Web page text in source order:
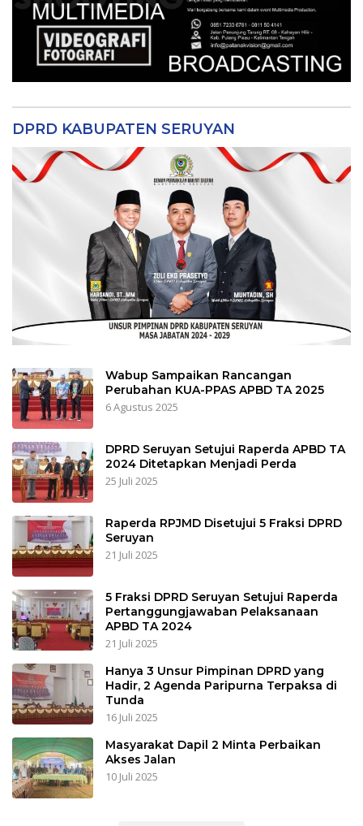
DPRD KABUPATEN SERUYAN
Wabup Sampaikan Rancangan
Perubahan KUA-PPAS APBD TA 2025
6 Agustus 2025
DPRD Seruyan Setujui Raperda APBD TA
2024 Ditetapkan Menjadi Perda
25 Juli 2025
Raperda RPJMD Disetujui 5 Fraksi DPRD
Seruyan
21 Juli 2025
5 Fraksi DPRD Seruyan Setujui Raperda
Pertanggungjawaban Pelaksanaan
APBD TA 2024
21 Juli 2025
Hanya 3 Unsur Pimpinan DPRD yang
Hadir, 2 Agenda Paripurna Terpaksa di
Tunda
16 Juli 2025
Masyarakat Dapil 2 Minta Perbaikan
Akses Jalan
10 Juli 2025